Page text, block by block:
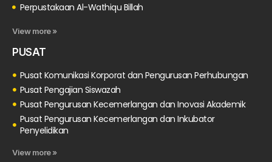
Perpustakaan Al-Wathiqu Billah
View more »
PUSAT
Pusat Komunikasi Korporat dan Pengurusan Perhubungan
Pusat Pengajian Siswazah
Pusat Pengurusan Kecemerlangan dan Inovasi Akademik
Pusat Pengurusan Kecemerlangan dan Inkubator
Penyelidikan
View more »